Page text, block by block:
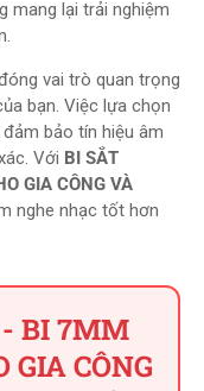
mang lại trải nghiệm
vai trò quan trọng
bạn. Việc lựa chọn
bảo tín hiệu âm
Với BI SẮT
GIA CÔNG VÀ
nghe nhạc tốt hơn
BI 7MM
GIA CÔNG